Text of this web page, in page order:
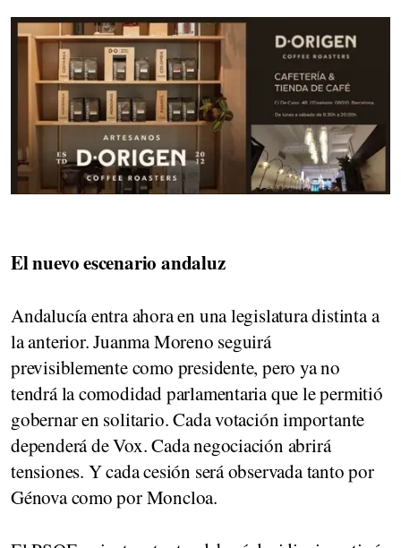
El nuevo escenario andaluz
Andalucía entra ahora en una legislatura distinta a
la anterior. Juanma Moreno seguirá
previsiblemente como presidente, pero ya no
tendrá la comodidad parlamentaria que le permitió
gobernar en solitario. Cada votación importante
dependerá de Vox. Cada negociación abrirá
tensiones. Y cada cesión será observada tanto por
Génova como por Moncloa.